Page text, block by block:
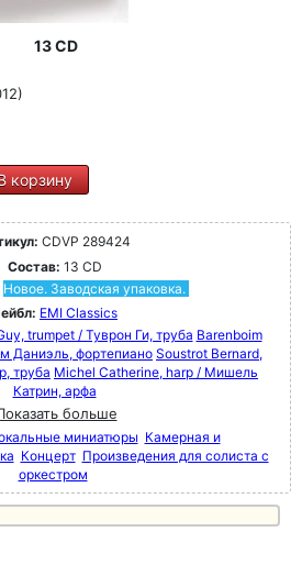
13 CD
корзину
CDVP 289424
Состав: 13 CD
Новое. Заводская упаковка.
EMI Classics
trumpet / Туврон Ги, труба Barenboim
Даниэль, фортепиано Soustrot Bernard,
труба Michel Catherine, harp / Мишель
Катрин, арфа
больше
миниатюры Камерная и
Концерт Произведения для солиста с
оркестром